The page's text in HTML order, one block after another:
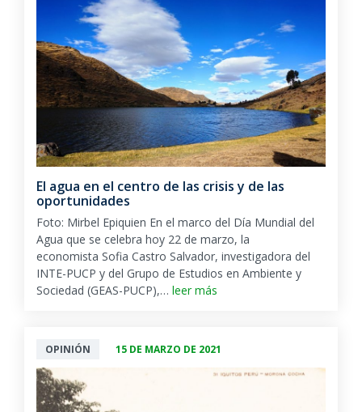
El agua en el centro de las crisis y de las
oportunidades
Foto: Mirbel Epiquien En el marco del Día Mundial del
Agua que se celebra hoy 22 de marzo, la
economista Sofia Castro Salvador, investigadora del
INTE-PUCP y del Grupo de Estudios en Ambiente y
Sociedad (GEAS-PUCP),… leer más
OPINIÓN 15 DE MARZO DE 2021